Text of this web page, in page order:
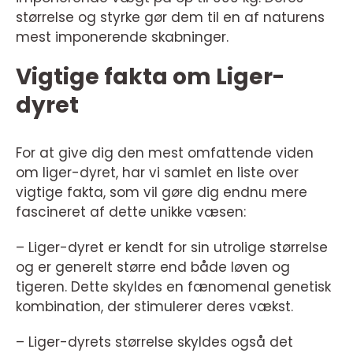
størrelse og styrke gør dem til en af naturens
mest imponerende skabninger.
Vigtige fakta om Liger-
dyret
For at give dig den mest omfattende viden
om liger-dyret, har vi samlet en liste over
vigtige fakta, som vil gøre dig endnu mere
fascineret af dette unikke væsen:
– Liger-dyret er kendt for sin utrolige størrelse
og er generelt større end både løven og
tigeren. Dette skyldes en fænomenal genetisk
kombination, der stimulerer deres vækst.
– Liger-dyrets størrelse skyldes også det